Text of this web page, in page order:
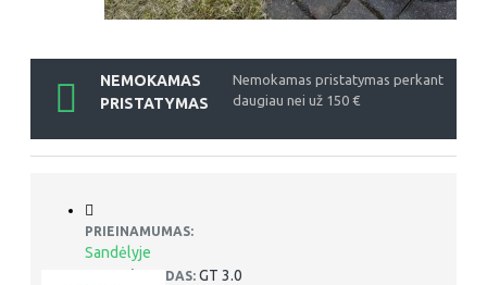
NEMOKAMAS
PRISTATYMAS
Nemokamas pristatymas perkant
daugiau nei už 150 €
PRIEINAMUMAS:
Sandėlyje
PREKĖS KODAS: GT 3.0